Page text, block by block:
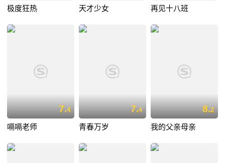
极度狂热 天才少女 再见十八班
7.4
嗝嗝老师
7.4
青春万岁
8.2
我的父亲母亲